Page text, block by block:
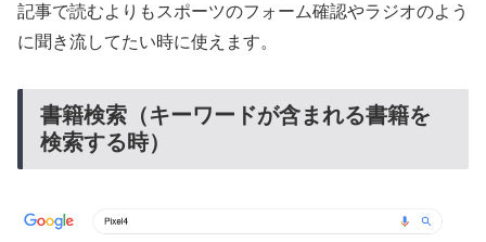
記事で読むよりもスポーツのフォーム確認やラジオのよう
に聞き流してたい時に使えます。
書籍検索（キーワードが含まれる書籍を
検索する時）